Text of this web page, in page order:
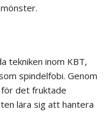
tekniken inom KBT,
spindelfobi. Genom
det fruktade
lära sig att hantera